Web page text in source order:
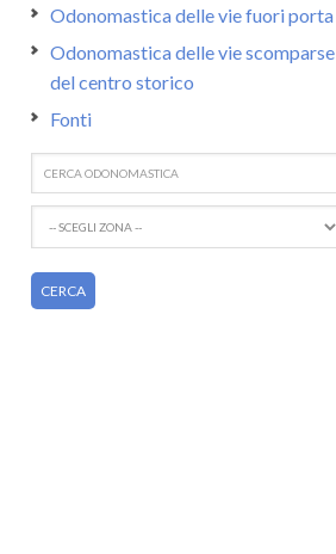
Odonomastica delle vie fuori porta
Odonomastica delle vie scomparse
del centro storico
Fonti